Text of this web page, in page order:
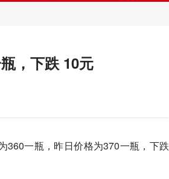
，下跌 10元
360一瓶，昨日价格为370一瓶，下跌